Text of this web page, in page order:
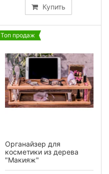
Купить
Топ продаж
Органайзер для
косметики из дерева
"Макияж"